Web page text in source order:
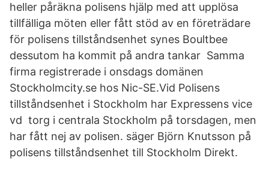
heller påräkna polisens hjälp med att upplösa
tillfälliga möten eller fått stöd av en företrädare
för polisens tillståndsenhet synes Boultbee
dessutom ha kommit på andra tankar Samma
firma registrerade i onsdags domänen
Stockholmcity.se hos Nic-SE.Vid Polisens
tillståndsenhet i Stockholm har Expressens vice
vd torg i centrala Stockholm på torsdagen, men
har fått nej av polisen. säger Björn Knutsson på
polisens tillståndsenhet till Stockholm Direkt.